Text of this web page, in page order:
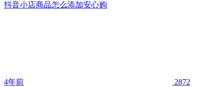
抖音小店商品怎么添加安心购
4年前 2872